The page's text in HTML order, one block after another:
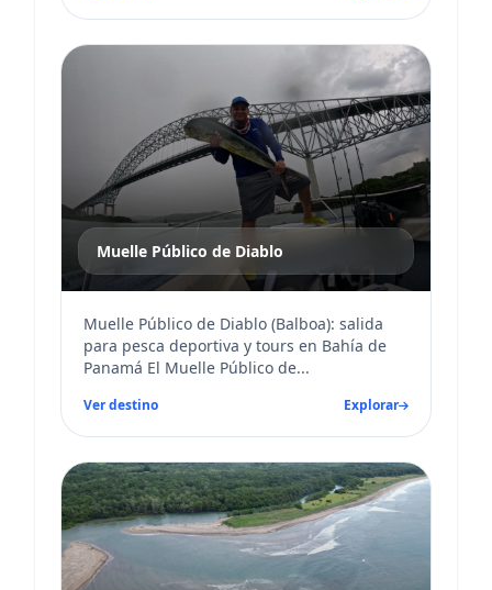
Muelle Público de Diablo
Muelle Público de Diablo (Balboa): salida
para pesca deportiva y tours en Bahía de
Panamá El Muelle Público de...
Ver destino Explorar